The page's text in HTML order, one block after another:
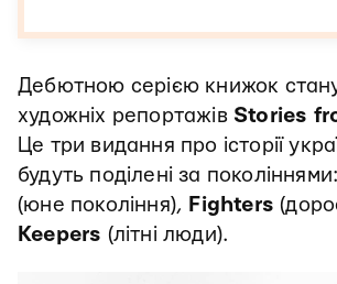
Дебютною серією книжок
художніх репортажів Stories
Це три видання про історії
будуть поділені за поколіннями:
(юне покоління), Fighters
Keepers (літні люди).